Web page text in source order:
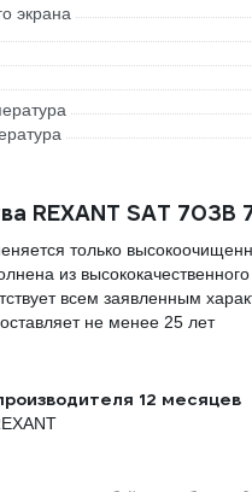
экрана
REXANT SAT
только
из
всем заявленным
не менее 25 лет
12 месяцев